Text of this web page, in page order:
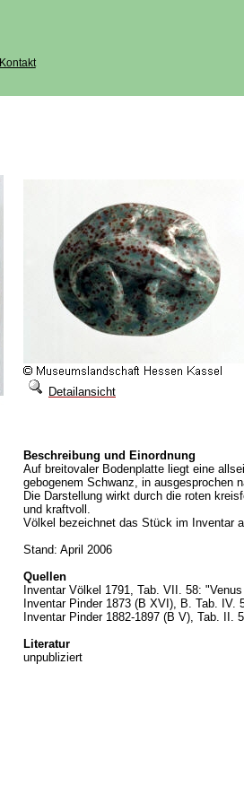
Kontakt
Detailansicht
Beschreibung und Einordnung
Auf breitovaler Bodenplatte liegt eine
gebogenem Schwanz, in ausgesprochen
Die Darstellung wirkt durch die roten
und kraftvoll.
Völkel bezeichnet das Stück im Inventar
Stand: April 2006
Quellen
Inventar Völkel 1791, Tab. VII. 58:
Inventar Pinder 1873 (B XVI), B. Tab.
Inventar Pinder 1882-1897 (B V), Tab.
Literatur
unpubliziert